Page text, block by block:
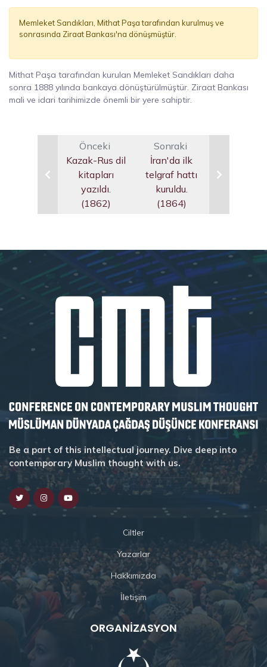
Memleket Sandıkları, Mithat Paşa tarafından kurulmuş ve
sonrasında Ziraat Bankası'na dönüşmüştür.
Mithat Paşa tarafından kurulan Memleket Sandıkları daha
sonra 1888 yılında bankaya dönüştürülmüştür. Ziraat Bankası
mali ve idari tarihimizde önemli bir yere sahiptir.
Önceki
Kazak-Rus dil
kitapları
yazıldı.
(1862)
Sonraki
İran'da ilk
telgraf hattı
kuruldu.
(1864)
Be a part of this intellectual journey. Dive deep into
contemporary Muslim thought with us.
Ciltler
Yazarlar
Hakkımızda
İletişim
ORGANIZASYON